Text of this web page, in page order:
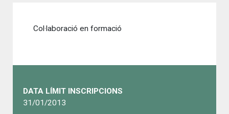
Col·laboració en formació
DATA LÍMIT INSCRIPCIONS
31/01/2013